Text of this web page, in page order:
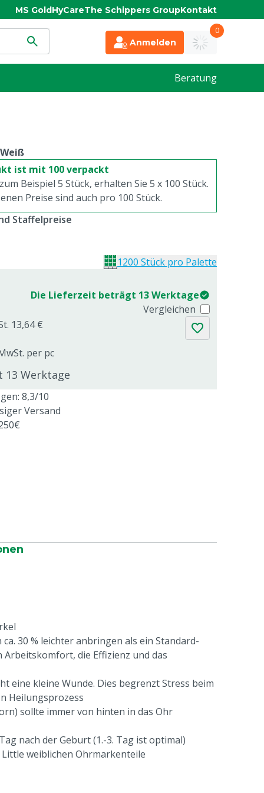
MS GoldHyCareThe Schippers GroupKontakt
Anmelden
0
Beratung
Weiß
ist mit 100 verpackt
Beispiel 5 Stück, erhalten Sie 5 x 100 Stück.
Preise sind auch pro 100 Stück.
Die Lieferzeit beträgt 13 Werktage
13,64 €
per pc
13 Werktage
Vergleichen
Staffelpreise
1200 Stück pro Palette
8,3/10
Versand
30 % leichter anbringen als ein Standard-
Arbeitskomfort, die Effizienz und das
eine kleine Wunde. Dies begrenzt Stress beim
Heilungsprozess
sollte immer von hinten in das Ohr
nach der Geburt (1.-3. Tag ist optimal)
weiblichen Ohrmarkenteile